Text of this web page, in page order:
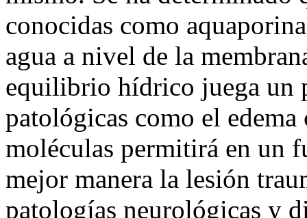
conocidas como
agua a nivel de la
equilibrio hídrico juega un
patológicas como el
moléculas permitirá en un
mejor manera la lesión
patologías neurológicas y